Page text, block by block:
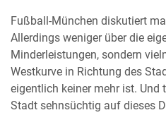
Fußball-München diskutiert
Allerdings weniger über die
Minderleistungen, sondern
Westkurve in Richtung des
eigentlich keiner mehr ist. Und
Stadt sehnsüchtig auf dieses